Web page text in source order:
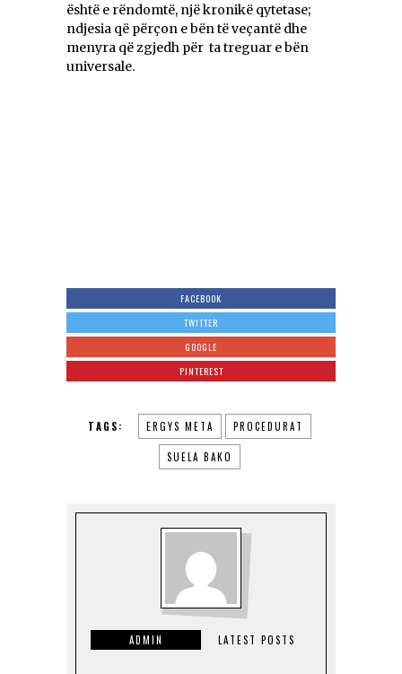
është e rëndomtë, një kronikë qytetase;
ndjesia që përçon e bën të veçantë dhe
menyra që zgjedh për ta treguar e bën
universale.
FACEBOOK
TWITTER
GOOGLE
PINTEREST
TAGS: ERGYS META PROCEDURAT
SUELA BAKO
ADMIN LATEST POSTS